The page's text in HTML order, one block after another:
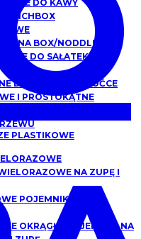
DO KAWY
BOX/NODDLEBOX
DO SAŁATEK,
DREWNIANE SZTUĆCE
I PROSTOKĄTNE
PLASTIKOWE
NA ZUPĘ I
POJEMNIKI DO
OKRĄGŁE POJEMNIKI NA